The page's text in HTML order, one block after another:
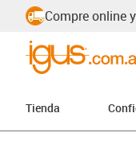
Compre online
Tienda